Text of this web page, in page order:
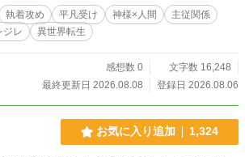
す
れ違いBL。 新連載です。 ムーンライトにも掲載中。
執着攻め 平凡受け 神様×人間
主従関係
ジレ 異世界転生
感想数 0
文字数 16,248
最終更新日 2026.08.08
登録日 2026.08.06
お気に入り追加 1,324